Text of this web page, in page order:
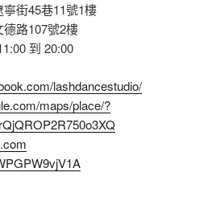
街45巷11號1樓
路107號2樓
到 20:00
lashdancestudio/
maps/place/?